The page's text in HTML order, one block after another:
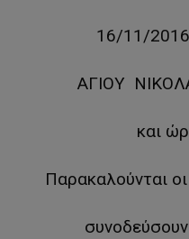
16/11/
ΑΓΙΟΥ
και
Παρακαλούνται